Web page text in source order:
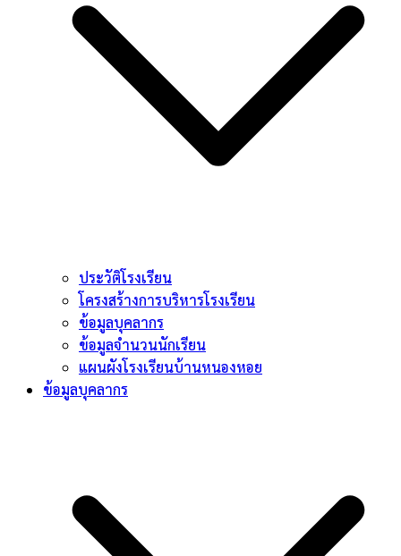
ประวัติโรงเรียน
โครงสร้างการบริหารโรงเรียน
ข้อมูลบุคลากร
ข้อมูลจำนวนนักเรียน
แผนผังโรงเรียนบ้านหนองหอย
ข้อมูลบุคลากร